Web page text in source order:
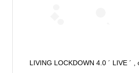
LIVING LOCKDOWN 4.0 ´ LIVE ´ ,